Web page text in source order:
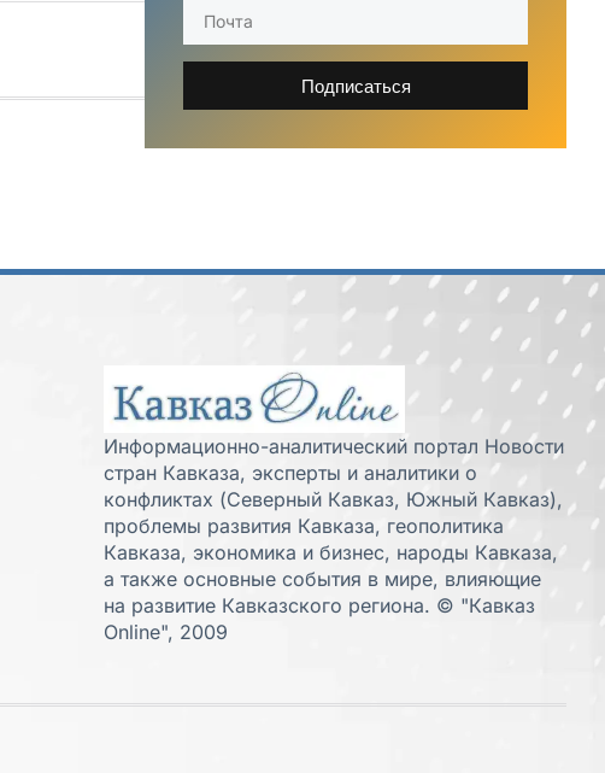
Подписаться
Информационно-аналитический портал Новости
стран Кавказа, эксперты и аналитики о
конфликтах (Северный Кавказ, Южный Кавказ),
проблемы развития Кавказа, геополитика
Кавказа, экономика и бизнес, народы Кавказа,
а также основные события в мире, влияющие
на развитие Кавказского региона. © "Кавказ
Online", 2009